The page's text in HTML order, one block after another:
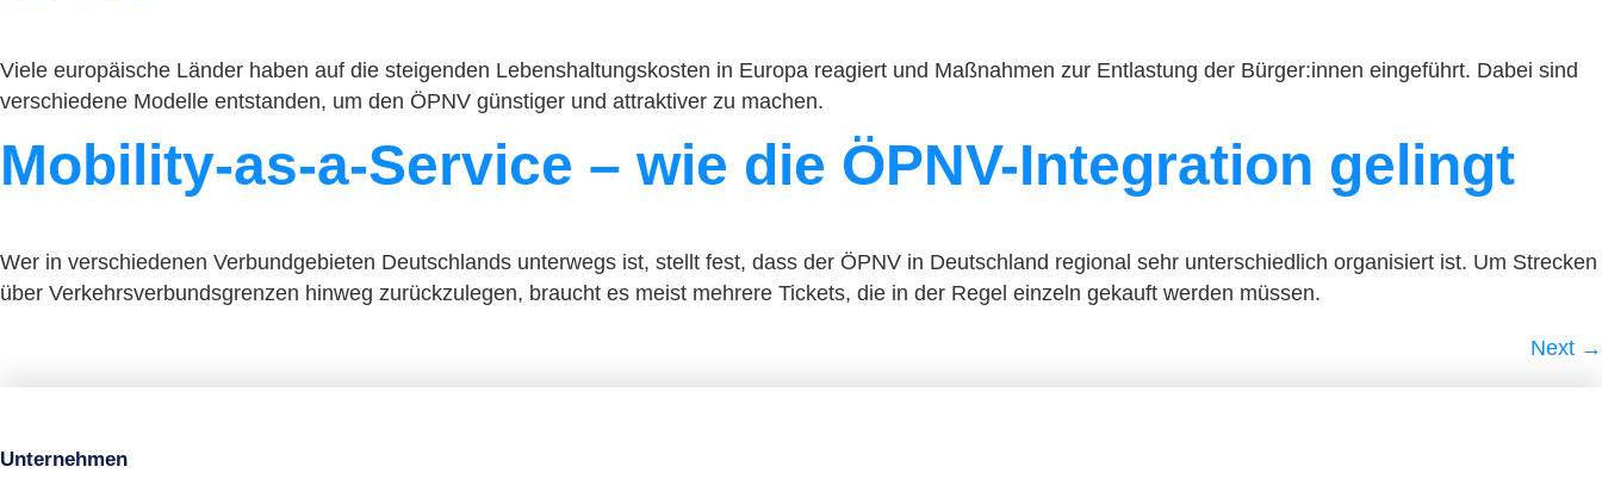
Viele europäische Länder haben auf die steigenden Lebenshaltungskosten in Europa reagiert und Maßnahmen zur Entlastung der Bürger:innen eingeführt. Dabei sind
verschiedene Modelle entstanden, um den ÖPNV günstiger und attraktiver zu machen.
Mobility-as-a-Service – wie die ÖPNV-Integration gelingt
Wer in verschiedenen Verbundgebieten Deutschlands unterwegs ist, stellt fest, dass der ÖPNV in Deutschland regional sehr unterschiedlich organisiert ist. Um Strecken
über Verkehrsverbundsgrenzen hinweg zurückzulegen, braucht es meist mehrere Tickets, die in der Regel einzeln gekauft werden müssen.
Next →
Unternehmen